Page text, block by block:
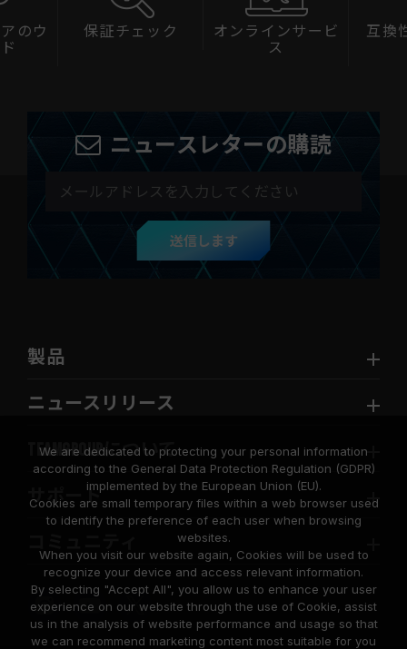
保証チェック
オンラインサービ
互換性チェ
ニュースレターの購読
送信します
製品
ニュースリリース
TEAMGROUPについて
サポート
We are dedicated to protecting your personal information
according to the General Data Protection Regulation (GDPR)
implemented by the European Union (EU).
Cookies are small temporary files within a web browser used
to identify the preference of each user when browsing
websites.
When you visit our website again, Cookies will be used to
recognize your device and access relevant information.
By selecting "Accept All", you allow us to enhance your user
experience on our website through the use of Cookie, assist
us in the analysis of website performance and usage so that
we can recommend marketing content most suitable for you